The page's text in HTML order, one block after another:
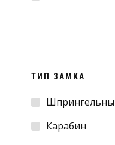
ТИП ЗАМКА
Карабин